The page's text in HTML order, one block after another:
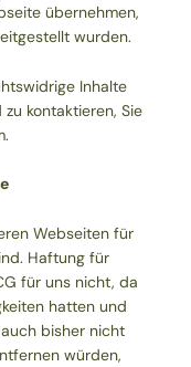
übernehmen,
wurden.
Inhalte
kontaktieren, Sie
Webseiten für
Haftung für
für uns nicht, da
hatten und
bisher nicht
würden,